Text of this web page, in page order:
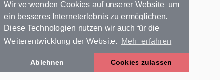
Wir verwenden Cookies auf unserer Website, um
ein besseres Interneterlebnis zu ermöglichen.
Diese Technologien nutzen wir auch für die
Weiterentwicklung der Website.
Mehr erfahren
Ablehnen Cookies zulassen